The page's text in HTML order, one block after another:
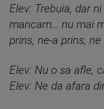
Elev: Trebuia, dar
mancam... nu mai
prins, ne-a prins,
Elev: Nu o sa afle,
Elev: Ne da afara